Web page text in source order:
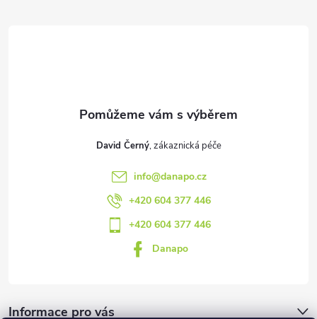
David Černý
info@danapo.cz
+420 604 377 446
+420 604 377 446
Danapo
Informace pro vás